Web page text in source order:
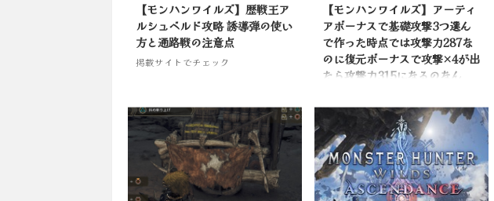
【モンハンワイルズ】歴戦王ア
ルシュベルド攻略 誘導弾の使い
方と通路戦の注意点
掲載サイトでチェック
【モンハンワイルズ】アーティ
アボーナスで基礎攻撃3つ選ん
で作った時点では攻撃力287な
のに復元ボーナスで攻撃×4が出
たら攻撃力315になるのなん
掲載サイトでチェック